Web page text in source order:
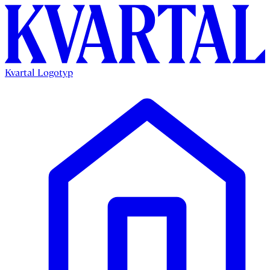
Kvartal Logotyp